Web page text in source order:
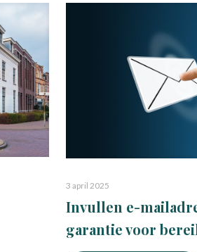
3 april 2025
Invullen e-
garantie voor